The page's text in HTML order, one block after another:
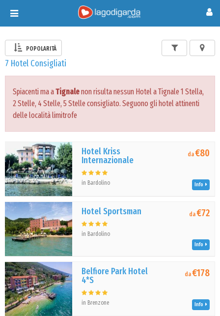
Toggle
navigation
POPOLARITÀ
7 Hotel Consigliati
Spiacenti ma aTignalenon risulta nessun Hotel a Tignale 1 Stella,
2 Stelle, 4 Stelle, 5 Stelle consigliato. Seguono gli hotel attinenti
delle località limitrofe
Hotel Kriss
Internazionale
in Bardolino
da€80
Info
Hotel Sportsman
in Bardolino
da€72
Info
Belfiore Park Hotel
4*S
in Brenzone
da€178
Info